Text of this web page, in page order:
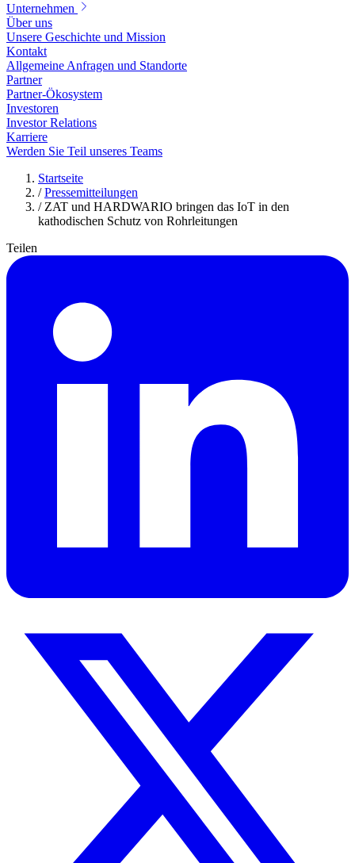
Unternehmen
Über uns
Unsere Geschichte und Mission
Kontakt
Allgemeine Anfragen und Standorte
Partner
Partner-Ökosystem
Investoren
Investor Relations
Karriere
Werden Sie Teil unseres Teams
Startseite
/ Pressemitteilungen
/ ZAT und HARDWARIO bringen das IoT in den
kathodischen Schutz von Rohrleitungen
Teilen